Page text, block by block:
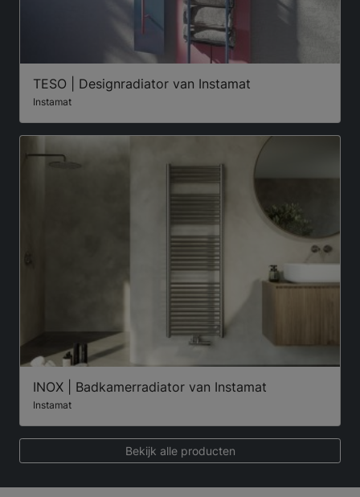
TESO | Designradiator van Instamat
Instamat
INOX | Badkamerradiator van Instamat
Instamat
Bekijk alle producten